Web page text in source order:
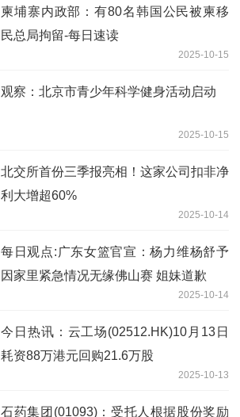
柬埔寨内政部：有80名韩国公民被柬移
民总局拘留-每日速读
2025-10-15
观察：北京市青少年科学健身活动启动
2025-10-15
北交所首份三季报亮相！这家公司扣非净
利大增超60%
2025-10-14
每日观点:广东女篮官宣：杨力维杨舒予
因家里紧急情况无缘佛山赛 姐妹道歉
2025-10-14
今日热讯：云工场(02512.HK)10月13日
耗资88万港元回购21.6万股
2025-10-13
石药集团(01093)：受托人根据股份奖励